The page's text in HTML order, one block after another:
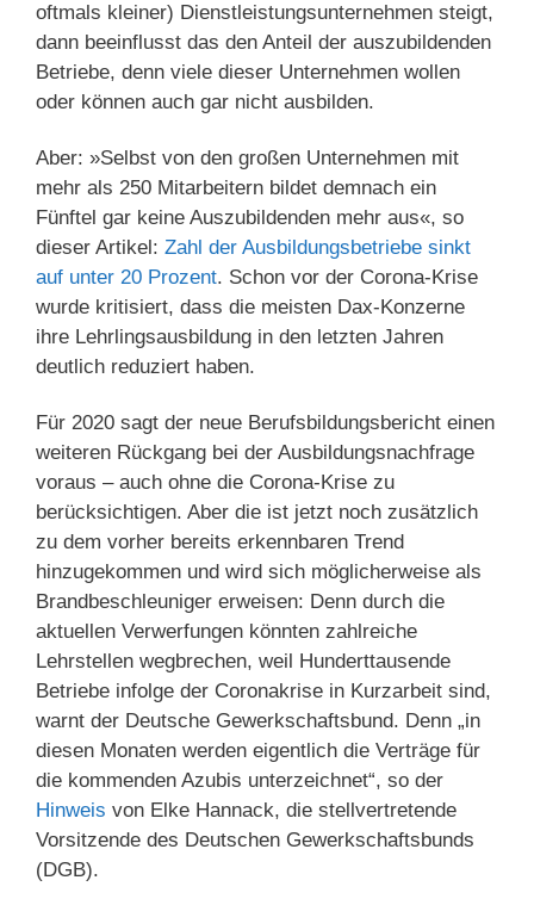
oftmals kleiner) Dienstleistungsunternehmen steigt,
dann beeinflusst das den Anteil der auszubildenden
Betriebe, denn viele dieser Unternehmen wollen
oder können auch gar nicht ausbilden.
Aber: »Selbst von den großen Unternehmen mit
mehr als 250 Mitarbeitern bildet demnach ein
Fünftel gar keine Auszubildenden mehr aus«, so
dieser Artikel: Zahl der Ausbildungsbetriebe sinkt
auf unter 20 Prozent. Schon vor der Corona-Krise
wurde kritisiert, dass die meisten Dax-Konzerne
ihre Lehrlingsausbildung in den letzten Jahren
deutlich reduziert haben.
Für 2020 sagt der neue Berufsbildungsbericht einen
weiteren Rückgang bei der Ausbildungsnachfrage
voraus – auch ohne die Corona-Krise zu
berücksichtigen. Aber die ist jetzt noch zusätzlich
zu dem vorher bereits erkennbaren Trend
hinzugekommen und wird sich möglicherweise als
Brandbeschleuniger erweisen: Denn durch die
aktuellen Verwerfungen könnten zahlreiche
Lehrstellen wegbrechen, weil Hunderttausende
Betriebe infolge der Coronakrise in Kurzarbeit sind,
warnt der Deutsche Gewerkschaftsbund. Denn „in
diesen Monaten werden eigentlich die Verträge für
die kommenden Azubis unterzeichnet“, so der
Hinweis von Elke Hannack, die stellvertretende
Vorsitzende des Deutschen Gewerkschaftsbunds
(DGB).